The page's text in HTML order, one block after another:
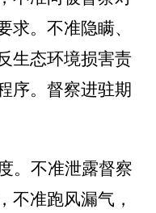
求。不准隐瞒、
生态环境损害责
序。督察进驻期
。不准泄露督察
不准跑风漏气，